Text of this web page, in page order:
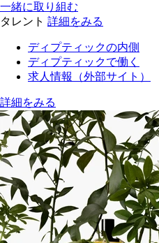
一緒に取り組む
タレント 詳細をみる
ディプティックの内側
ディプティックで働く
求人情報（外部サイト）
詳細をみる